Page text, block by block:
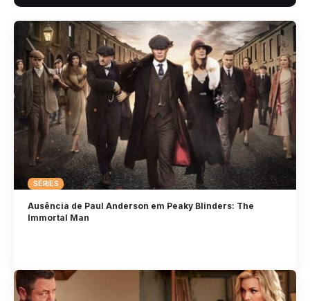
SÉRIES
Ausência de Paul Anderson em Peaky Blinders: The
Immortal Man